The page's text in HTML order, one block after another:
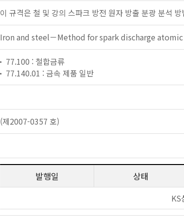
이 규격은 철 및 강의 스파크 방전 원자 방출 분광 분석
Iron and steel－Method for spark discharge
77.100 : 철합금류
77.140.01 : 금속 제품 일반
(제2007-0357 호)
발행일 상태
KS